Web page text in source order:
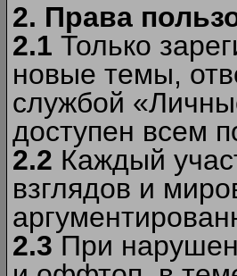
2. Права
2.1 Только
новые темы,
службой
доступен всем
2.2 Каждый
взглядов и
2.3 При